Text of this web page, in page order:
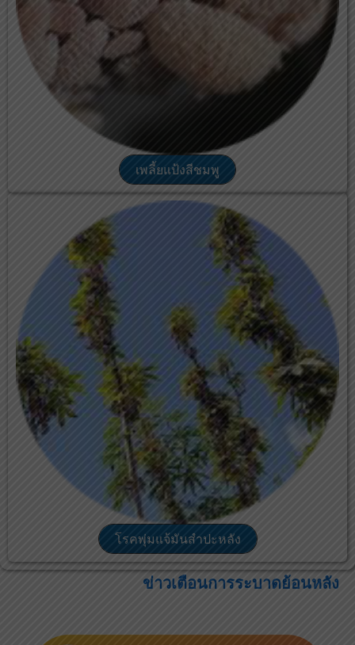
เพลี้ยแป้งสีชมพู
โรคพุ่มแจ้มันสำปะหลัง
ข่าวเตือนการระบาดย้อนหลัง